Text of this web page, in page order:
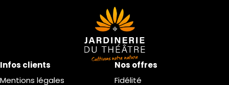
Infos clients
Mentions légales
Nos offres
Fidélité